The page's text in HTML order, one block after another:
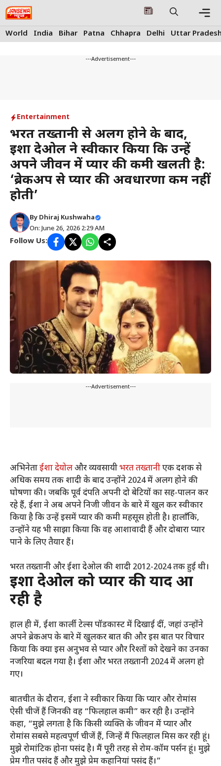
Skip
to
content
World India Bihar Patna Chhapra Delhi Uttar
---Advertisement---
Entertainment
भरत तख्तानी से अलग होने के बाद,
ईशा देओल ने स्वीकार किया कि उन्हें
अपने जीवन में प्यार की कमी खलती है:
‘ब्रेकअप से प्यार की अवधारणा कम नहीं
होती’
By Dhiraj Kushwaha
On: June 26, 2026 2:29 AM
Follow Us:
---Advertisement---
अभिनेताईशा देयोलऔर व्यवसायीभरत तख्तानीएक दशक से
अधिक समय तक शादी के बाद उन्होंने 2024 में अलग होने की
घोषणा की। जबकि पूर्व दंपति अपनी दो बेटियों का सह-पालन कर
रहे हैं, ईशा ने अब अपने निजी जीवन के बारे में खुल कर स्वीकार
किया है कि उन्हें इसमें प्यार की कमी महसूस होती है। हालाँकि,
उन्होंने यह भी साझा किया कि वह आशावादी हैं और दोबारा प्यार
पाने के लिए तैयार हैं।
भरत तख्तानी और ईशा देओल की शादी 2012-2024 तक हुई थी।
ईशा देओल को प्यार की याद आ
रही है
हाल ही में, ईशा कार्ली टेल्स पॉडकास्ट में दिखाई दीं, जहां उन्होंने
अपने ब्रेकअप के बारे में खुलकर बात की और इस बात पर विचार
किया कि क्या इस अनुभव से प्यार और रिश्तों को देखने का उनका
नजरिया बदल गया है। ईशा और भरत तख्तानी 2024 में अलग हो
गए।
बातचीत के दौरान, ईशा ने स्वीकार किया कि प्यार और रोमांस
ऐसी चीजें हैं जिनकी वह “फिलहाल कमी” कर रही है। उन्होंने
कहा, “मुझे लगता है कि किसी व्यक्ति के जीवन में प्यार और
रोमांस सबसे महत्वपूर्ण चीजें हैं, जिन्हें मैं फिलहाल मिस कर रही हूं।
मुझे रोमांटिक होना पसंद है। मैं पूरी तरह से रोम-कॉम पर्सन हूं। मुझे
प्रेम गीत पसंद हैं और मुझे प्रेम कहानियां पसंद हैं।”